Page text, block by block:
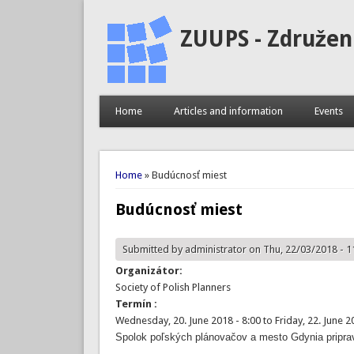
ZUUPS -
Home Articles and information Events
You are here
Home» Budúcnosť miest
Budúcnosť miest
Submitted by administratoron Thu, 22/03/2018 -
Organizátor:
Society of Polish Planners
Termín :
Wednesday, 20. June 2018 - 8:00to Friday, 22. June
Spolok poľských plánovačov a mesto Gdynia